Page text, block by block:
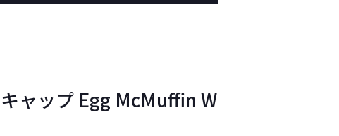
ャップ Egg McMuffin W